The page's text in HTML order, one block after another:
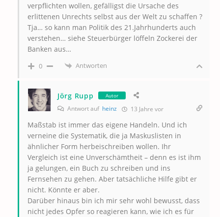
verpflichten wollen, gefälligst die Ursache des
erlittenen Unrechts selbst aus der Welt zu schaffen ?
Tja… so kann man Politik des 21.Jahrhunderts auch
verstehen… siehe Steuerbürger löffeln Zockerei der
Banken aus…
0 Antworten
Jörg Rupp Autor
Antwort auf heinz 13 Jahre vor
Maßstab ist immer das eigene Handeln. Und ich
verneine die Systematik, die ja Maskuslisten in
ähnlicher Form herbeischreiben wollen. Ihr
Vergleich ist eine Unverschämtheit – denn es ist ihm
ja gelungen, ein Buch zu schreiben und ins
Fernsehen zu gehen. Aber tatsächliche Hilfe gibt er
nicht. Könnte er aber.
Darüber hinaus bin ich mir sehr wohl bewusst, dass
nicht jedes Opfer so reagieren kann, wie ich es für